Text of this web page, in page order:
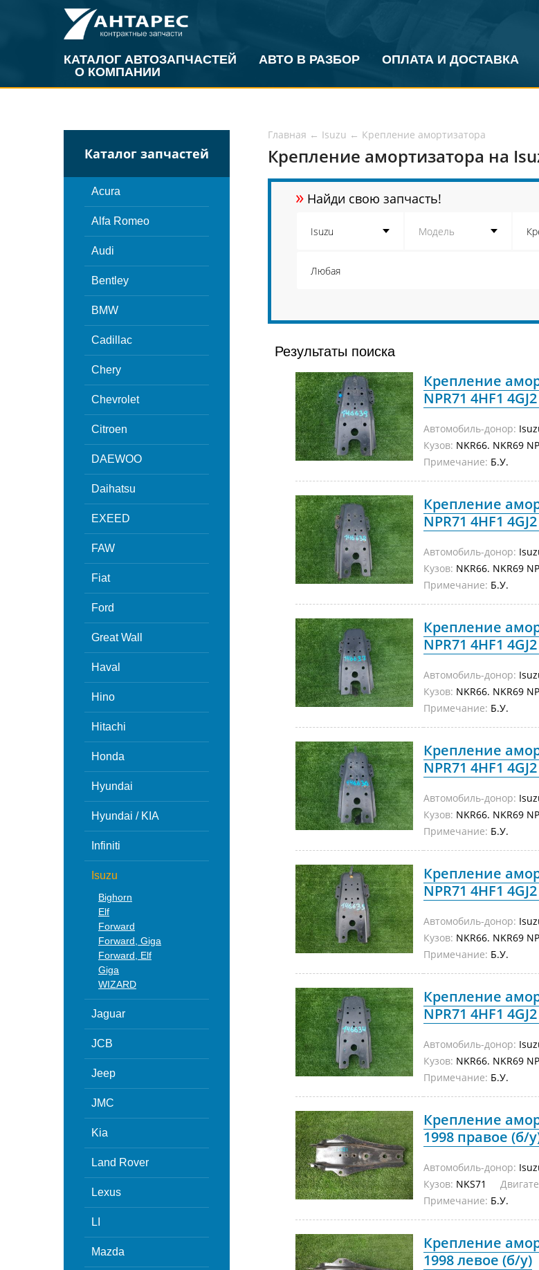
КАТАЛОГ АВТОЗАПЧАСТЕЙ АВТО В РАЗБОР
ОПЛАТА И ДОСТАВКА
О КОМПАНИИ
Каталог запчастей
Acura
Alfa Romeo
Audi
Bentley
BMW
Cadillac
Chery
Chevrolet
Citroen
DAEWOO
Daihatsu
EXEED
FAW
Fiat
Ford
Great Wall
Haval
Hino
Hitachi
Honda
Hyundai
Hyundai / KIA
Infiniti
Isuzu
Bighorn
Elf
Forward
Forward, Giga
Forward, Elf
Giga
WIZARD
Jaguar
JCB
Jeep
JMC
Kia
Land Rover
Lexus
LI
Mazda
Главная ← Isuzu ← Крепление амортизатора
Крепление амортизатора на
» Найди свою запчасть!
Результаты поиска
Крепление
NPR71 4HF1
Автомобиль-донор:
Кузов: NKR66. NKR69
Примечание: Б.У.
Крепление
NPR71 4HF1
Автомобиль-донор:
Кузов: NKR66. NKR69
Примечание: Б.У.
Крепление
NPR71 4HF1
Автомобиль-донор:
Кузов: NKR66. NKR69
Примечание: Б.У.
Крепление
NPR71 4HF1
Автомобиль-донор:
Кузов: NKR66. NKR69
Примечание: Б.У.
Крепление
NPR71 4HF1
Автомобиль-донор:
Кузов: NKR66. NKR69
Примечание: Б.У.
Крепление
NPR71 4HF1
Автомобиль-донор:
Кузов: NKR66. NKR69
Примечание: Б.У.
Крепление
1998 правое (б/
Автомобиль-донор:
Кузов: NKS71
Примечание: Б.У.
Крепление
1998 левое (б/у)